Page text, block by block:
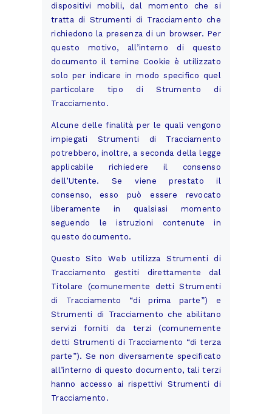
dispositivi mobili, dal momento che si
tratta di Strumenti di Tracciamento che
richiedono la presenza di un browser. Per
questo motivo, all’interno di questo
documento il temine Cookie è utilizzato
solo per indicare in modo specifico quel
particolare tipo di Strumento di
Tracciamento.
Alcune delle finalità per le quali vengono
impiegati Strumenti di Tracciamento
potrebbero, inoltre, a seconda della legge
applicabile richiedere il consenso
dell’Utente. Se viene prestato il
consenso, esso può essere revocato
liberamente in qualsiasi momento
seguendo le istruzioni contenute in
questo documento.
Questo Sito Web utilizza Strumenti di
Tracciamento gestiti direttamente dal
Titolare (comunemente detti Strumenti
di Tracciamento “di prima parte”) e
Strumenti di Tracciamento che abilitano
servizi forniti da terzi (comunemente
detti Strumenti di Tracciamento “di terza
parte”). Se non diversamente specificato
all’interno di questo documento, tali terzi
hanno accesso ai rispettivi Strumenti di
Tracciamento.